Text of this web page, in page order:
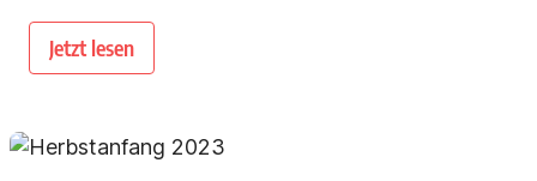
Jetzt lesen